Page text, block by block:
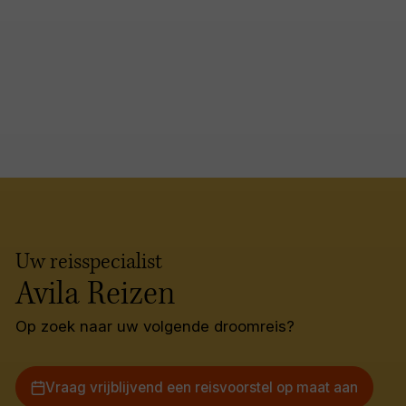
Uw reisspecialist
Avila Reizen
Op zoek naar uw volgende droomreis?
Vraag vrijblijvend een reisvoorstel op maat aan